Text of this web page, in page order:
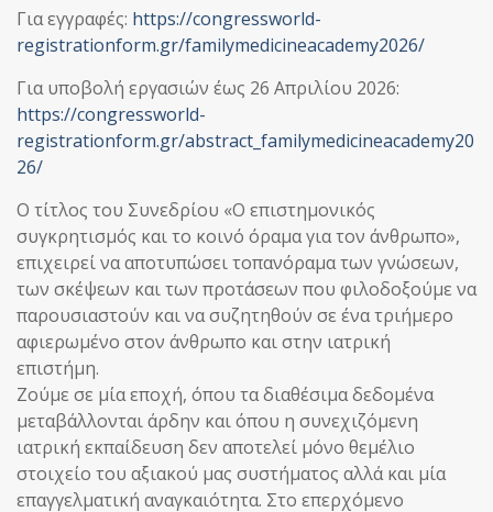
Για εγγραφές: https://congressworld-
registrationform.gr/familymedicineacademy2026/
Για υποβολή εργασιών έως 26 Απριλίου 2026:
https://congressworld-
registrationform.gr/abstract_familymedicineacademy20
26/
Ο τίτλος του Συνεδρίου «Ο επιστημονικός
συγκρητισμός και το κοινό όραμα για τον άνθρωπο»,
επιχειρεί να αποτυπώσει τοπανόραμα των γνώσεων,
των σκέψεων και των προτάσεων που φιλοδοξούμε να
παρουσιαστούν και να συζητηθούν σε ένα τριήμερο
αφιερωμένο στον άνθρωπο και στην ιατρική
επιστήμη.
Ζούμε σε μία εποχή, όπου τα διαθέσιμα δεδομένα
μεταβάλλονται άρδην και όπου η συνεχιζόμενη
ιατρική εκπαίδευση δεν αποτελεί μόνο θεμέλιο
στοιχείο του αξιακού μας συστήματος αλλά και μία
επαγγελματική αναγκαιότητα. Στο επερχόμενο